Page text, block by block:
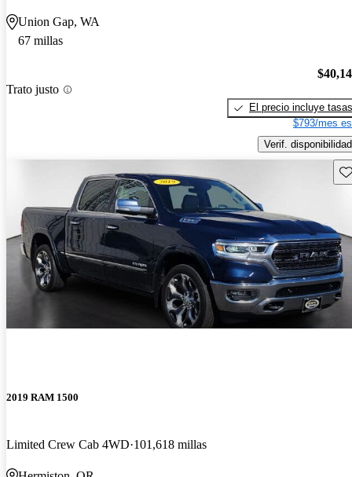
Union Gap, WA
67 millas
Trato justo
El precio incluye tasas
$793/mes
Verif. disponibilidad
2019 RAM 1500
Limited Crew Cab 4WD 101,618 millas